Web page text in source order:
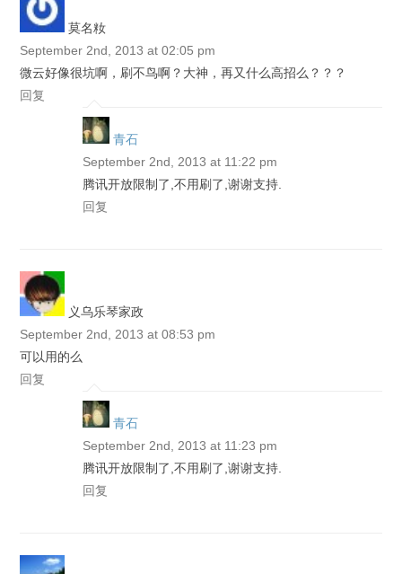
莫名籹
September 2nd, 2013 at 02:05 pm
微云好像很坑啊，刷不鸟啊？大神，再又什么高招么？？？
回复
青石
September 2nd, 2013 at 11:22 pm
腾讯开放限制了,不用刷了,谢谢支持.
回复
义乌乐琴家政
September 2nd, 2013 at 08:53 pm
可以用的么
回复
青石
September 2nd, 2013 at 11:23 pm
腾讯开放限制了,不用刷了,谢谢支持.
回复